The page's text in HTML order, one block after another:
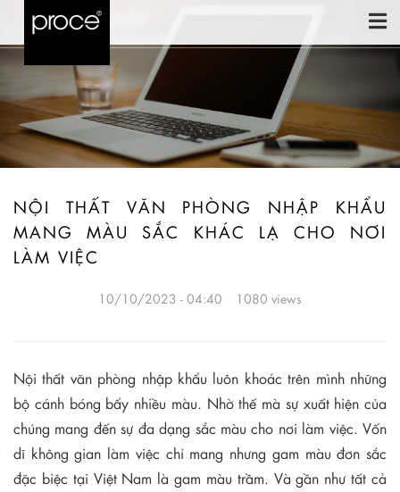
NỘI THẤT VĂN PHÒNG NHẬP KHẨU
MANG MÀU SẮC KHÁC LẠ CHO NƠI
LÀM VIỆC
10/10/2023 - 04:40 1080 views
Nội thất văn phòng nhập khẩu luôn khoác trên mình những
bộ cánh bóng bẩy nhiều màu. Nhờ thế mà sự xuất hiện của
chúng mang đến sự đa dạng sắc màu cho nơi làm việc. Vốn
dĩ không gian làm việc chỉ mang nhưng gam màu đơn sắc
đặc biệc tại Việt Nam là gam màu trầm. Và gần như tất cả